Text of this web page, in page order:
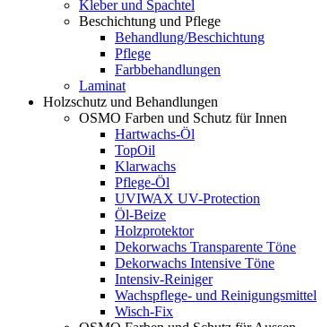
Kleber und Spachtel
Beschichtung und Pflege
Behandlung/Beschichtung
Pflege
Farbbehandlungen
Laminat
Holzschutz und Behandlungen
OSMO Farben und Schutz für Innen
Hartwachs-Öl
TopOil
Klarwachs
Pflege-Öl
UVIWAX UV-Protection
Öl-Beize
Holzprotektor
Dekorwachs Transparente Töne
Dekorwachs Intensive Töne
Intensiv-Reiniger
Wachspflege- und Reinigungsmittel
Wisch-Fix